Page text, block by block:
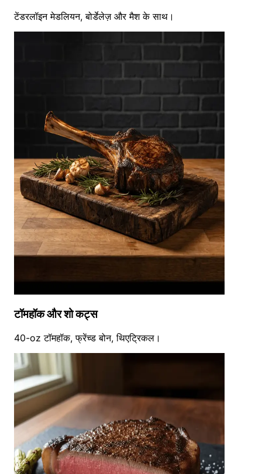
टेंडरलॉइन मेडलियन, बोर्डेलेज़ और मैश के साथ।
टॉमहॉक और शो कट्स
40-oz टॉमहॉक, फ्रेंच्ड बोन, थिएट्रिकल।